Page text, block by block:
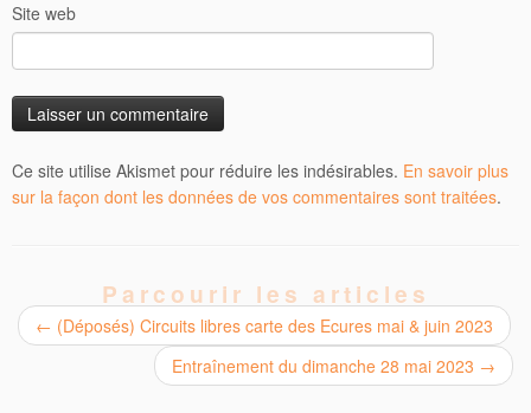
Site web
Ce site utilise Akismet pour réduire les indésirables. En savoir plus
sur la façon dont les données de vos commentaires sont traitées.
Parcourir les articles
← (Déposés) Circuits libres carte des Ecures mai & juin 2023
Entraînement du dimanche 28 mai 2023 →